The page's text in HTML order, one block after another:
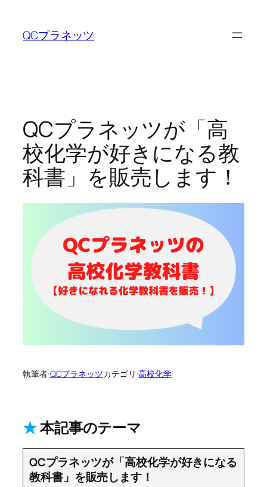
QCプラネッツ
QCプラネッツが「高
校化学が好きになる教
科書」を販売します！
執筆者:QCプラネッツカテゴリ:高校化学
★本記事のテーマ
QCプラネッツが「高校化学が好きになる
教科書」を販売します！